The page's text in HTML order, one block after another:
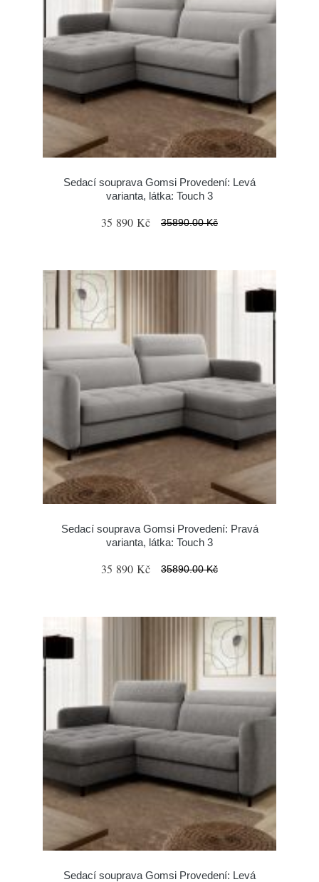
Sedací souprava Gomsi Provedení: Levá
varianta, látka: Touch 3
35 890 Kč 35890.00 Kč
Sedací souprava Gomsi Provedení: Pravá
varianta, látka: Touch 3
35 890 Kč 35890.00 Kč
Sedací souprava Gomsi Provedení: Levá